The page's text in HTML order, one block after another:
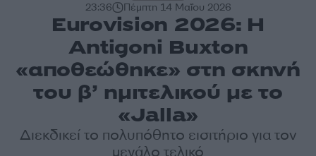
23:36 Πέμπτη 14 Μαΐου 2026
Εurovision 2026: H
Antigoni Buxton
«αποθεώθηκε» στη σκηνή
του β’ ημιτελικού με το
«Jalla»
Διεκδικεί το πολυπόθητο εισιτήριο για τον
μεγάλο τελικό